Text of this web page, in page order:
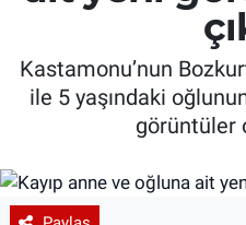
Kastamonu’nun
ile 5 yaşındaki
görüntüler